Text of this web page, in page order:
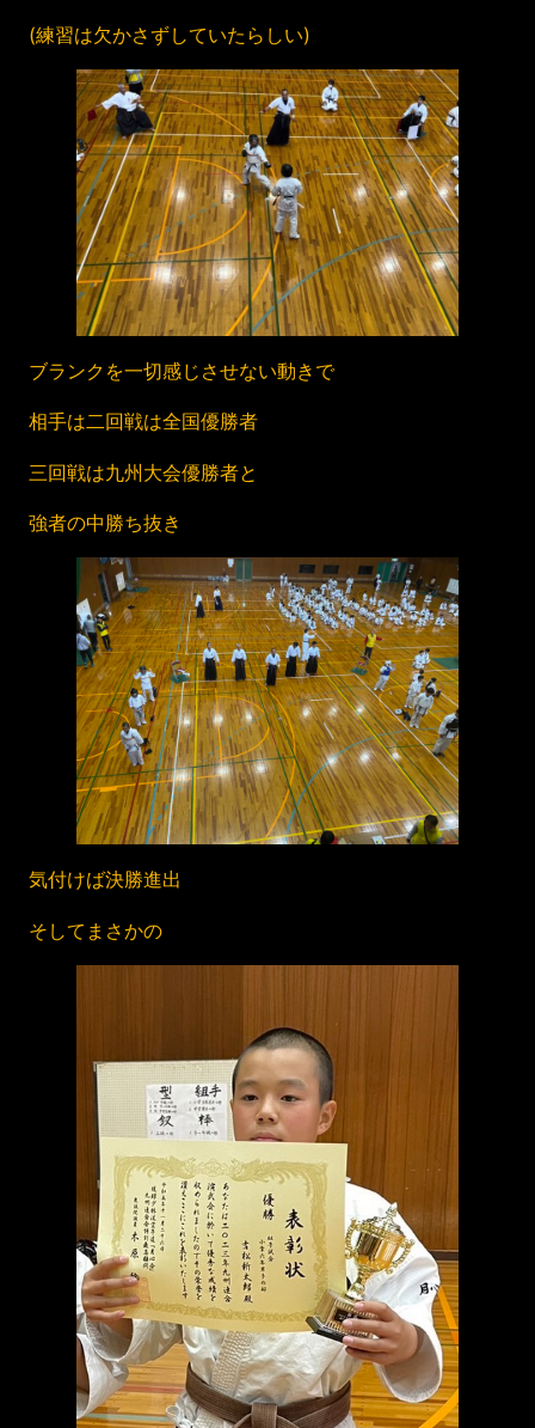
(練習は欠かさずしていたらしい)
ブランクを一切感じさせない動きで
相手は二回戦は全国優勝者
三回戦は九州大会優勝者と
強者の中勝ち抜き
気付けば決勝進出
そしてまさかの